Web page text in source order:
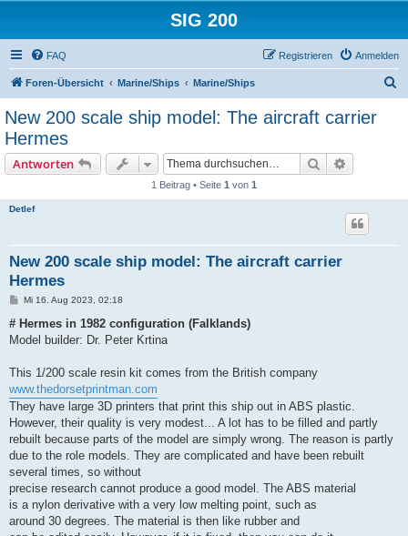
SIG 200
FAQ Anmelden
Registrieren
Foren-Übersicht Marine/Ships Marine/Ships
New 200 scale ship model: The aircraft carrier
Hermes
Antworten Suche
1 Beitrag • Seite 1 von 1
Detlef
New 200 scale ship model: The aircraft carrier
Hermes
B
i
r
Mi 16. Aug 2023, 02:18
# Hermes in 1982 configuration (Falklands)
Model builder: Dr. Peter Krtina
This 1/200 scale resin kit comes from the British company
www.thedorsetprintman.com
They have large 3D printers that print this ship out in ABS plastic.
However, their quality is very modest... A lot has to be filled and partly
rebuilt because parts of the model are simply wrong. The reason is partly
due to the role models. They are complicated and have been rebuilt
several times, so without
precise research cannot produce a good model. The ABS material
is a nylon derivative with a very low melting point, such as
around 30 degrees. The material is then like rubber and